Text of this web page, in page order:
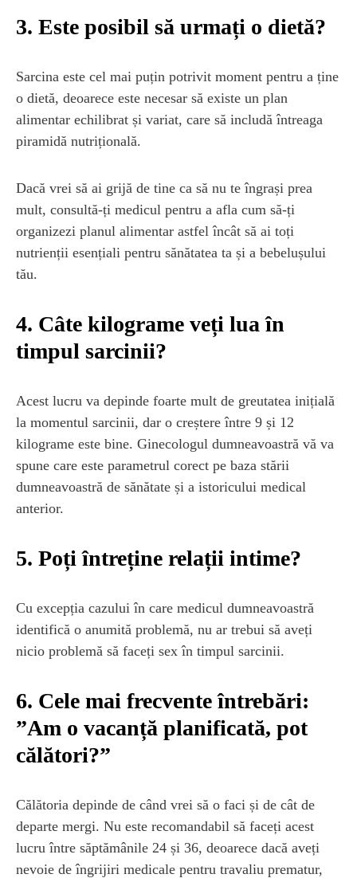
3. Este posibil să urmați o dietă?
Sarcina este cel mai puțin potrivit moment pentru a ține
o dietă, deoarece este necesar să existe un plan
alimentar echilibrat și variat, care să includă întreaga
piramidă nutrițională.
Dacă vrei să ai grijă de tine ca să nu te îngrași prea
mult, consultă-ți medicul pentru a afla cum să-ți
organizezi planul alimentar astfel încât să ai toți
nutrienții esențiali pentru sănătatea ta și a bebelușului
tău.
4. Câte kilograme veți lua în
timpul sarcinii?
Acest lucru va depinde foarte mult de greutatea inițială
la momentul sarcinii, dar o creștere între 9 și 12
kilograme este bine. Ginecologul dumneavoastră vă va
spune care este parametrul corect pe baza stării
dumneavoastră de sănătate și a istoricului medical
anterior.
5. Poți întreține relații intime?
Cu excepția cazului în care medicul dumneavoastră
identifică o anumită problemă, nu ar trebui să aveți
nicio problemă să faceți sex în timpul sarcinii.
6. Cele mai frecvente întrebări:
”Am o vacanță planificată, pot
călători?”
Călătoria depinde de când vrei să o faci și de cât de
departe mergi. Nu este recomandabil să faceți acest
lucru între săptămânile 24 și 36, deoarece dacă aveți
nevoie de îngrijiri medicale pentru travaliu prematur,